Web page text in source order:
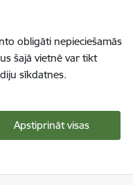
obligāti nepieciešamās
šajā vietnē var tikt
sīkdatnes.
Apstiprināt visas